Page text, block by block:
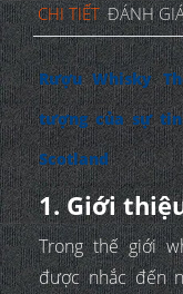
CHI TIẾT ĐÁNH
Rượu Whisky
tượng của sự
Scotland
1. Giới
Trong thế giới
được nhắc đến